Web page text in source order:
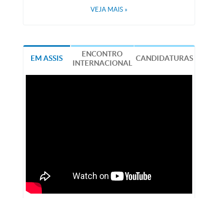
VEJA MAIS »
EM ASSIS
ENCONTRO
INTERNACIONAL
CANDIDATURAS